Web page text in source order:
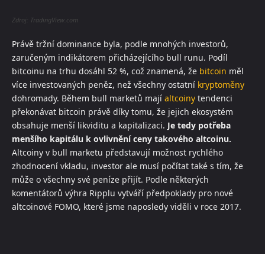
Zdroj: TradingView.com
Právě tržní dominance byla, podle mnohých investorů,
zaručeným indikátorem přicházejícího bull runu. Podíl
bitcoinu na trhu dosáhl 52 %, což znamená, že bitcoin měl
více investovaných peněz, než všechny ostatní kryptoměny
dohromady. Během bull marketů mají altcoiny tendenci
překonávat bitcoin právě díky tomu, že jejich ekosystém
obsahuje menší likviditu a kapitalizaci. Je tedy potřeba
menšího kapitálu k ovlivnění ceny takového altcoinu.
Altcoiny v bull marketu představují možnost rychlého
zhodnocení vkladu, investor ale musí počítat také s tím, že
může o všechny své peníze přijít. Podle některých
komentátorů výhra Ripplu vytváří předpoklady pro nové
altcoinové FOMO, které jsme naposledy viděli v roce 2017.